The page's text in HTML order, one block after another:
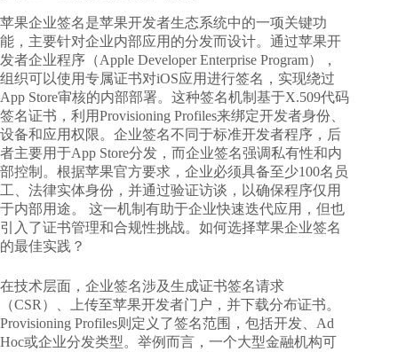
苹果企业签名是苹果开发者生态系统中的一项关键功
能，主要针对企业内部应用的分发而设计。通过苹果开
发者企业程序（Apple Developer Enterprise Program），
组织可以使用专属证书对iOS应用进行签名，实现绕过
App Store审核的内部部署。这种签名机制基于X.509代码
签名证书，利用Provisioning Profiles来绑定开发者身份、
设备和应用权限。企业签名不同于标准开发者程序，后
者主要用于App Store分发，而企业签名强调私有性和内
部控制。根据苹果官方要求，企业必须具备至少100名员
工、法律实体身份，并通过验证访谈，以确保程序仅用
于内部用途。 这一机制有助于企业快速迭代应用，但也
引入了证书管理和合规性挑战。 如何选择苹果企业签名
的最佳实践 ？
在技术层面，企业签名涉及生成证书签名请求
（CSR）、上传至苹果开发者门户，并下载分布证书。
Provisioning Profiles则定义了签名范围，包括开发、Ad
Hoc或企业分发类型。举例而言，一个大型金融机构可